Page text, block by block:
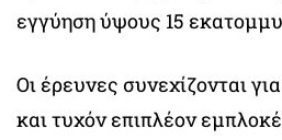
εγγύηση ύψους 15
Οι έρευνες συνεχίζονται
και τυχόν επιπλέον